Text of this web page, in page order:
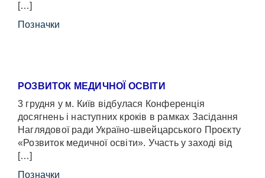
[…]
Позначки
РОЗВИТОК МЕДИЧНОЇ ОСВІТИ
3 грудня у м. Київ відбулася Конференція
досягнень і наступних кроків в рамках Засідання
Наглядової ради Україно-швейцарського Проєкту
«Розвиток медичної освіти». Участь у заході від
[…]
Позначки